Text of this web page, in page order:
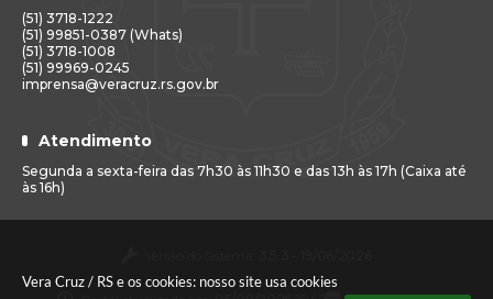
Vera Cruz / RS e os cookies: nosso site usa cookies
(51) 3718-1222
(51) 99851-0387 (Whats)
(51) 3718-1008
(51) 99969-0245
imprensa@veracruz.rs.gov.br
Atendimento
Segunda a sexta-feira das 7h30 às 11h30 e das 13h às 17h (Caixa até
às 16h)